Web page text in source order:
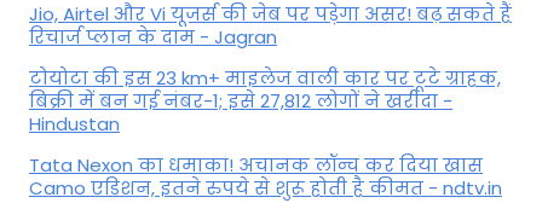
Jio, Airtel और Vi यूजर्स की जेब पर पड़ेगा असर! बढ़ सकते हैं
रिचार्ज प्लान के दाम - Jagran
टोयोटा की इस 23 km+ माइलेज वाली कार पर टूटे ग्राहक,
बिक्री में बन गई नंबर-1; इसे 27,812 लोगों ने खरीदा -
Hindustan
Tata Nexon का धमाका! अचानक लॉन्च कर दिया खास
Camo एडिशन, इतने रुपये से शुरू होती है कीमत - ndtv.in